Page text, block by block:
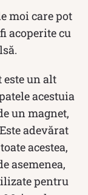
moi care pot
acoperite cu
este un alt
acestuia
un magnet,
adevărat
acestea,
asemenea,
pentru